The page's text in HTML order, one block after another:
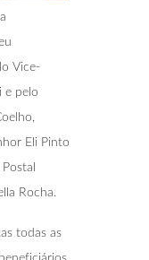
Vice-
e pelo
Eli Pinto
Rocha.
todas as